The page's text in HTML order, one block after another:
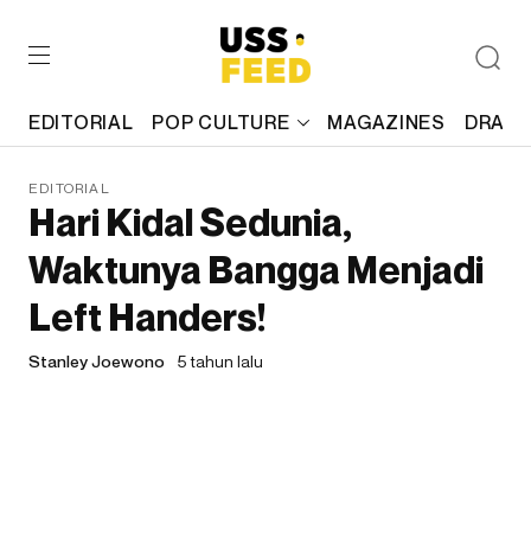
EDITORIAL POP CULTURE MAGAZINES
EDITORIAL
Hari Kidal Sedunia,
Waktunya Bangga Menjadi
Left Handers!
Stanley Joewono 5 tahun lalu